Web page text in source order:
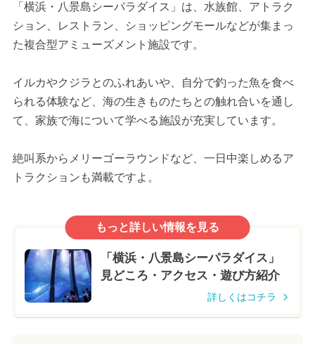
「横浜・八景島シーパラダイス」は、水族館、アトラク
ション、レストラン、ショッピングモールなどが集まっ
た複合型アミューズメント施設です。
イルカやクジラとのふれあいや、自分で釣った魚を食べ
られる体験など、海の生きものたちとの触れ合いを通し
て、家族で海について学べる施設が充実しています。
絶叫系からメリーゴーラウンドなど、一日中楽しめるア
トラクションも満載ですよ。
もっと詳しい情報を見る
「横浜・八景島シーパラダイス」
見どころ・アクセス・遊び方紹介
詳しくはコチラ